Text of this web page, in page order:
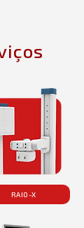
RAIO-X